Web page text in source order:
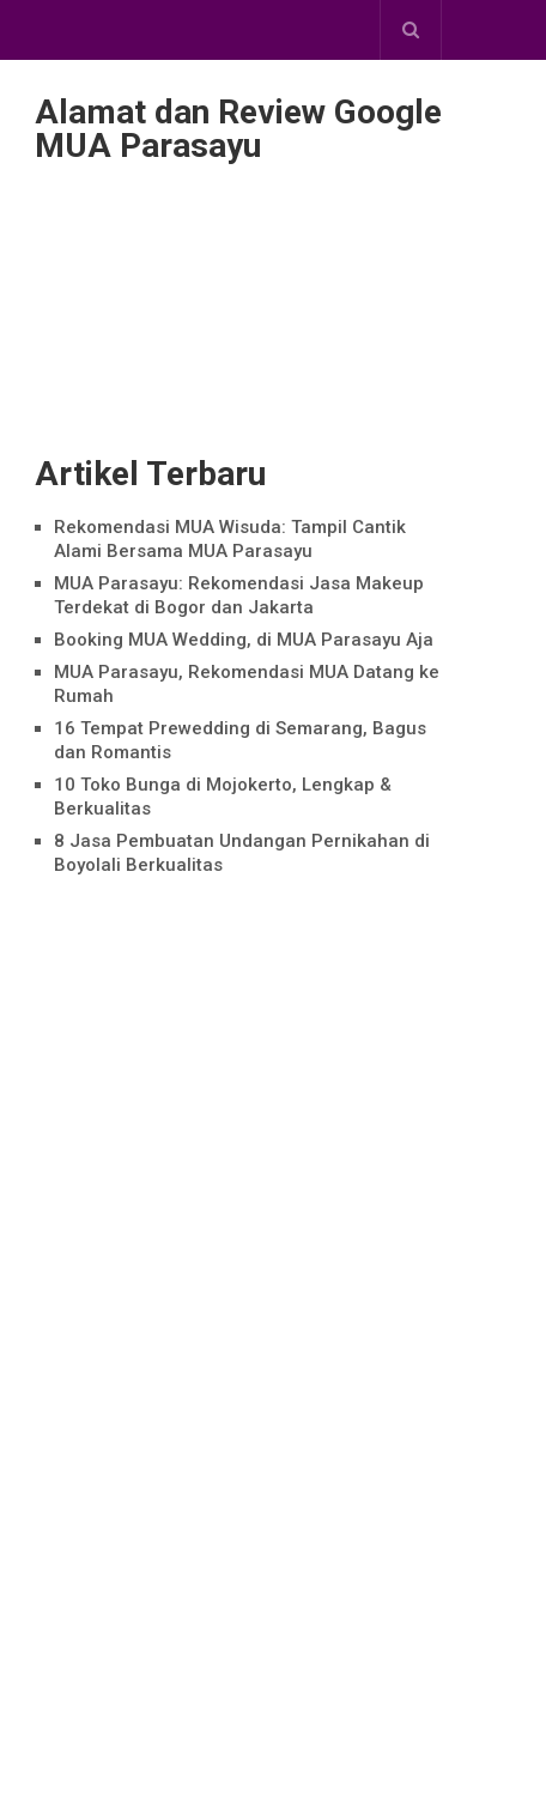
Alamat dan Review Google
MUA Parasayu
Artikel Terbaru
Rekomendasi MUA Wisuda: Tampil Cantik
Alami Bersama MUA Parasayu
MUA Parasayu: Rekomendasi Jasa Makeup
Terdekat di Bogor dan Jakarta
Booking MUA Wedding, di MUA Parasayu Aja
MUA Parasayu, Rekomendasi MUA Datang ke
Rumah
16 Tempat Prewedding di Semarang, Bagus
dan Romantis
10 Toko Bunga di Mojokerto, Lengkap &
Berkualitas
8 Jasa Pembuatan Undangan Pernikahan di
Boyolali Berkualitas